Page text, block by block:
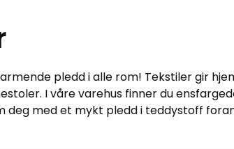
pledd i alle rom! Tekstiler gir
I våre varehus finner du
deg med et mykt pledd i teddystoff